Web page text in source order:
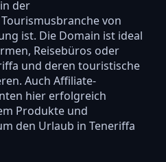
der
von
ist. Die Domain ist ideal
Reisebüros oder
und deren touristische
Auch Affiliate-
hier erfolgreich
Produkte und
den Urlaub in Teneriffa